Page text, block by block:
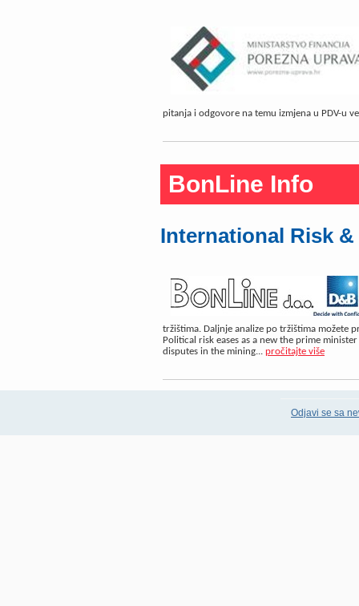
pitanja i odgovore na temu izmjena u PDV-u
BonLine Info
International Risk
tržištima. Daljnje analize po tržištima možete
Political risk eases as a new the prime
disputes in the mining... pročitajte više
Odjavi se sa